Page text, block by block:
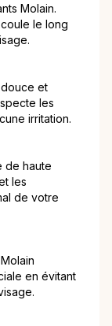
Molain.
le long
et
les
irritation.
de haute
les
de votre
en évitant